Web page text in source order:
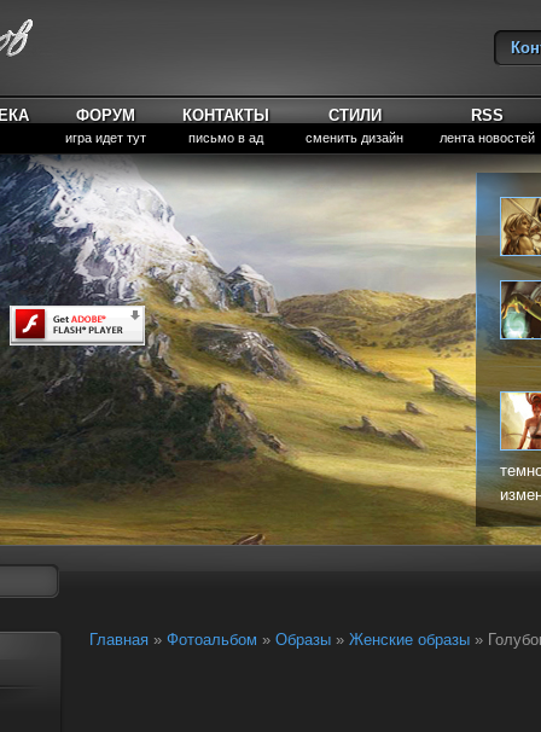
ФОРУМ
игра идет тут
КОНТАКТЫ
письмо в ад
СТИЛИ
сменить дизайн
RSS
лента новостей
Главная » Фотоальбом » Образы » Женские образы »